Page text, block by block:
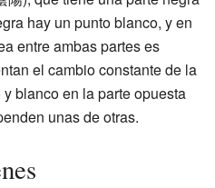
hay un punto blanco, y en
entre ambas partes es
el cambio constante de la
blanco en la parte opuesta
unas de otras.